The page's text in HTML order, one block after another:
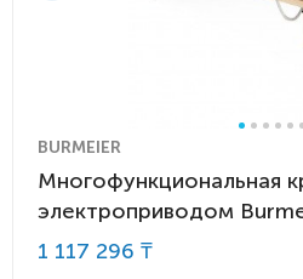
BURMEIER
Многофункциональная
электроприводом
1 117 296 ₸